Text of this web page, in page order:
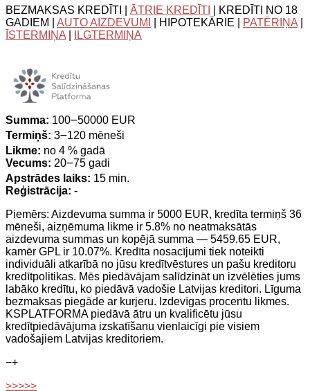
BEZMAKSAS KREDĪTI | ĀTRIE KREDĪTI
| KREDĪTI NO 18
GADIEM | AUTO AIZDEVUMI | HIPOTEKĀRIE | PATĒRIŅA
ĪSTERMIŅA
ILGTERMIŅA
Summa: 100౼50000 EUR
Termiņš: 3౼120 mēneši
Likme: no 4 % gadā
Vecums: 20౼75 gadi
Apstrādes laiks: 15 min.
Reģistrācija: -
Piemērs: Aizdevuma summa ir 5000 EUR, kredīta termiņš 36
mēneši, aizņēmuma likme ir 5.8% no neatmaksātās
aizdevuma summas un kopējā summa — 5459.65 EUR,
kamēr GPL ir 10.07%. Kredīta nosacījumi tiek noteikti
individuāli atkarībā no jūsu kredītvēstures un pašu kreditoru
kredītpolitikas. Mēs piedāvājam salīdzināt un izvēlēties jums
labāko kredītu, ko piedāvā vadošie Latvijas kreditori. Līguma
bezmaksas piegāde ar kurjeru. Izdevīgas procentu likmes.
KSPLATFORMA piedāvā ātru un kvalificētu jūsu
kredītpiedāvājuma izskatīšanu vienlaicīgi pie visiem
vadošajiem Latvijas kreditoriem.
−+
>>>>>